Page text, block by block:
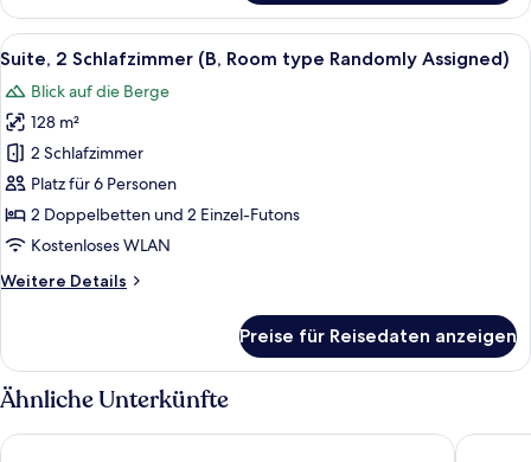
(A,
Room
type
Assigned)
Alle
Fotos
für
Suite,
2 Schlafzimmer
(B,
Room
type
Assigned)
Ein 3D-Grundriss einer modernen
5
Suite, 2 Schlafzimmer (B, Room type Randomly Assigned)
Blick auf die Berge
128 m²
2 Schlafzimmer
Platz für 6 Personen
2 Doppelbetten und 2 Einzel-Futons
Kostenloses WLAN
Weitere Details
Weitere
2 Schlafzimmer
(B,
Room
type
Randomly
Preise für Reisedaten anzeigen
Ähnliche Unterkünfte
Moon On The Cloud